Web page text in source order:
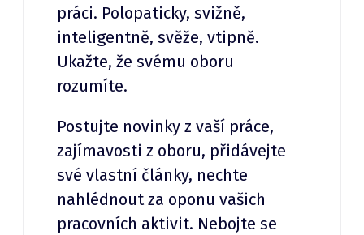
práci. Polopaticky, svižně,
inteligentně, svěže, vtipně.
Ukažte, že svému oboru
rozumíte.
Postujte novinky z vaší práce,
zajímavosti z oboru, přidávejte
své vlastní články, nechte
nahlédnout za oponu vašich
pracovních aktivit. Nebojte se